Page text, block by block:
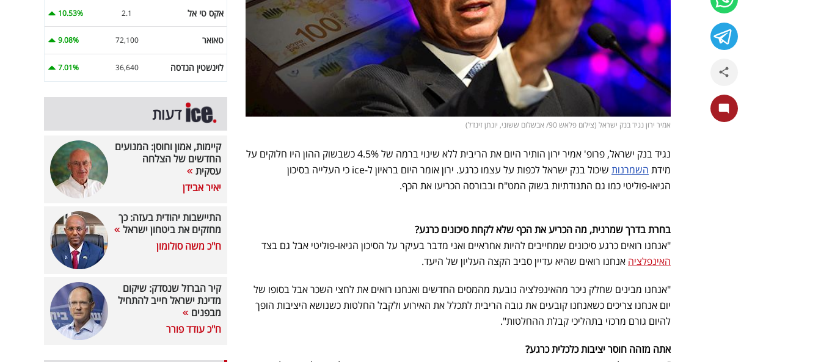
אמיר ירון נגיד בנק ישראל (צילום פלאש 90/ אבשלום ששוני, יונתן זינדל)
נגיד בנק ישראל, פרופ' אמיר ירון הותיר היום את הריבית ללא שינוי ברמה של 4.5% כשבשוק ההון היו חלוקים על
מידת השמרנות
שיכול בנק ישראל לכפות על עצמו כרגע. ירון אומר היום בראיון ל-ice כי העלייה בסיכון
הגיאו-פוליטי כמו גם התנודתיות בשוק המט"ח ובבורסה הכריעו את הכף.
בחרת בדרך שמרנית, מה הכריע את הכף שלא לקחת סיכונים כרגע?
"אנחנו רואים כרגע סיכונים שמחייבים להיות אחראיים ואני מדבר בעיקר על הסיכון הגיאו-פוליטי אבל גם בצד
האינפלציה אנחנו רואים שהיא עדיין סביב הקצה העליון של היעד.
"אנחנו מבינים שחלק ניכר מהאינפלציה נובעת מהמסים החדשים ואנחנו רואים את לחצי השכר אבל בסופו של
יום אנחנו צריכים כשאנחנו קובעים את גובה הריבית לתכלל את האירוע ולקבל החלטות כשנושא היציבות הופך
להיום גורם מרכזי בתהליכי קבלת ההחלטות".
אתה מזהה חוסר יציבות כלכלית כרגע?
אקס טי אל 2.1
10.53%
טאואר 72,100
9.08%
לוינשטין הנדסה 36,640
7.01%
דעות
קיימות, אמון וחוסן: המנועים
החדשים של הצלחה
עסקית
יאיר אבידן
התיישבות יהודית בעזה: כך
מחזקים את ביטחון ישראל
ח"כ משה סולומון
קיר הברזל שנסדק: שיקום
מדינת ישראל חייב להתחיל
מבפנים
ח"כ עודד פורר